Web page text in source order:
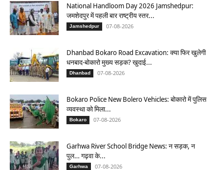
National Handloom Day 2026 Jamshedpur:
जमशेदपुर में पहली बार राष्ट्रीय स्तर...
Jamshedpur 07-08-2026
Dhanbad Bokaro Road Excavation: क्या फिर खुलेगी
धनबाद-बोकारो मुख्य सड़क? खुदाई...
Dhanbad 07-08-2026
Bokaro Police New Bolero Vehicles: बोकारो में पुलिस
व्यवस्था को मिला...
Bokaro 07-08-2026
Garhwa River School Bridge News: न सड़क, न
पुल… गढ़वा के...
Garhwa 07-08-2026